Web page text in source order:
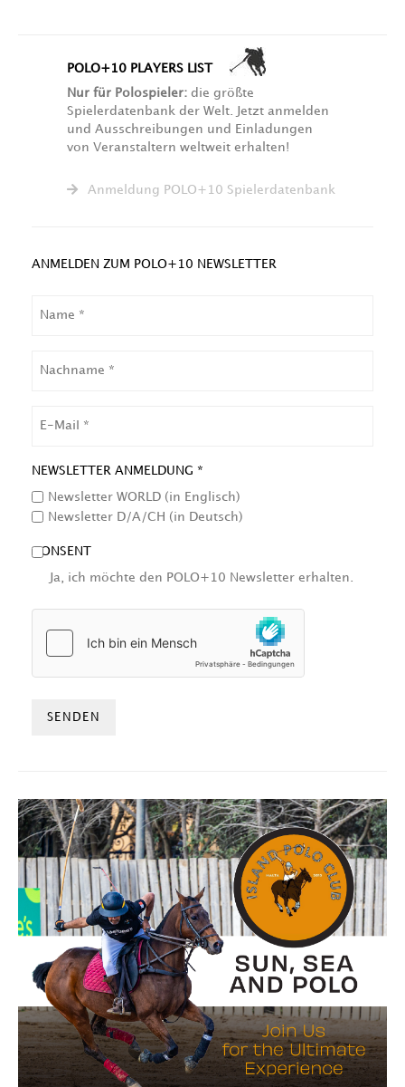
POLO+10 PLAYERS LIST
Nur für Polospieler: die größte
Spielerdatenbank der Welt. Jetzt anmelden
und Ausschreibungen und Einladungen
von Veranstaltern weltweit erhalten!
Anmeldung POLO+10 Spielerdatenbank
ANMELDEN ZUM POLO+10 NEWSLETTER
NEWSLETTER ANMELDUNG *
Newsletter WORLD (in Englisch)
Newsletter D/A/CH (in Deutsch)
CONSENT
Ja, ich möchte den POLO+10 Newsletter erhalten.